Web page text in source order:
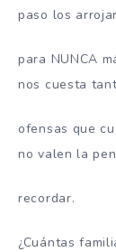
paso los
para NUNCA
nos cuesta
ofensas que
no valen la
recordar.
¿Cuántas